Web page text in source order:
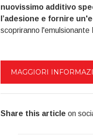
nuovissimo additivo
l’adesione e fornire
scopriranno
MAGGIORI
Share this article on